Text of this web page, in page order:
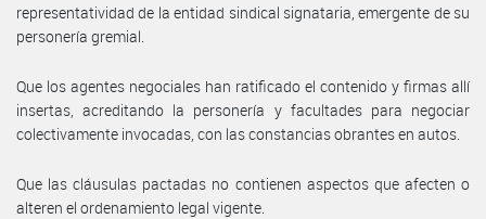
representatividad de la entidad sindical signataria, emergente de su
personería gremial.
Que los agentes negociales han ratificado el contenido y firmas allí
insertas, acreditando la personería y facultades para negociar
colectivamente invocadas, con las constancias obrantes en autos.
Que las cláusulas pactadas no contienen aspectos que afecten o
alteren el ordenamiento legal vigente.